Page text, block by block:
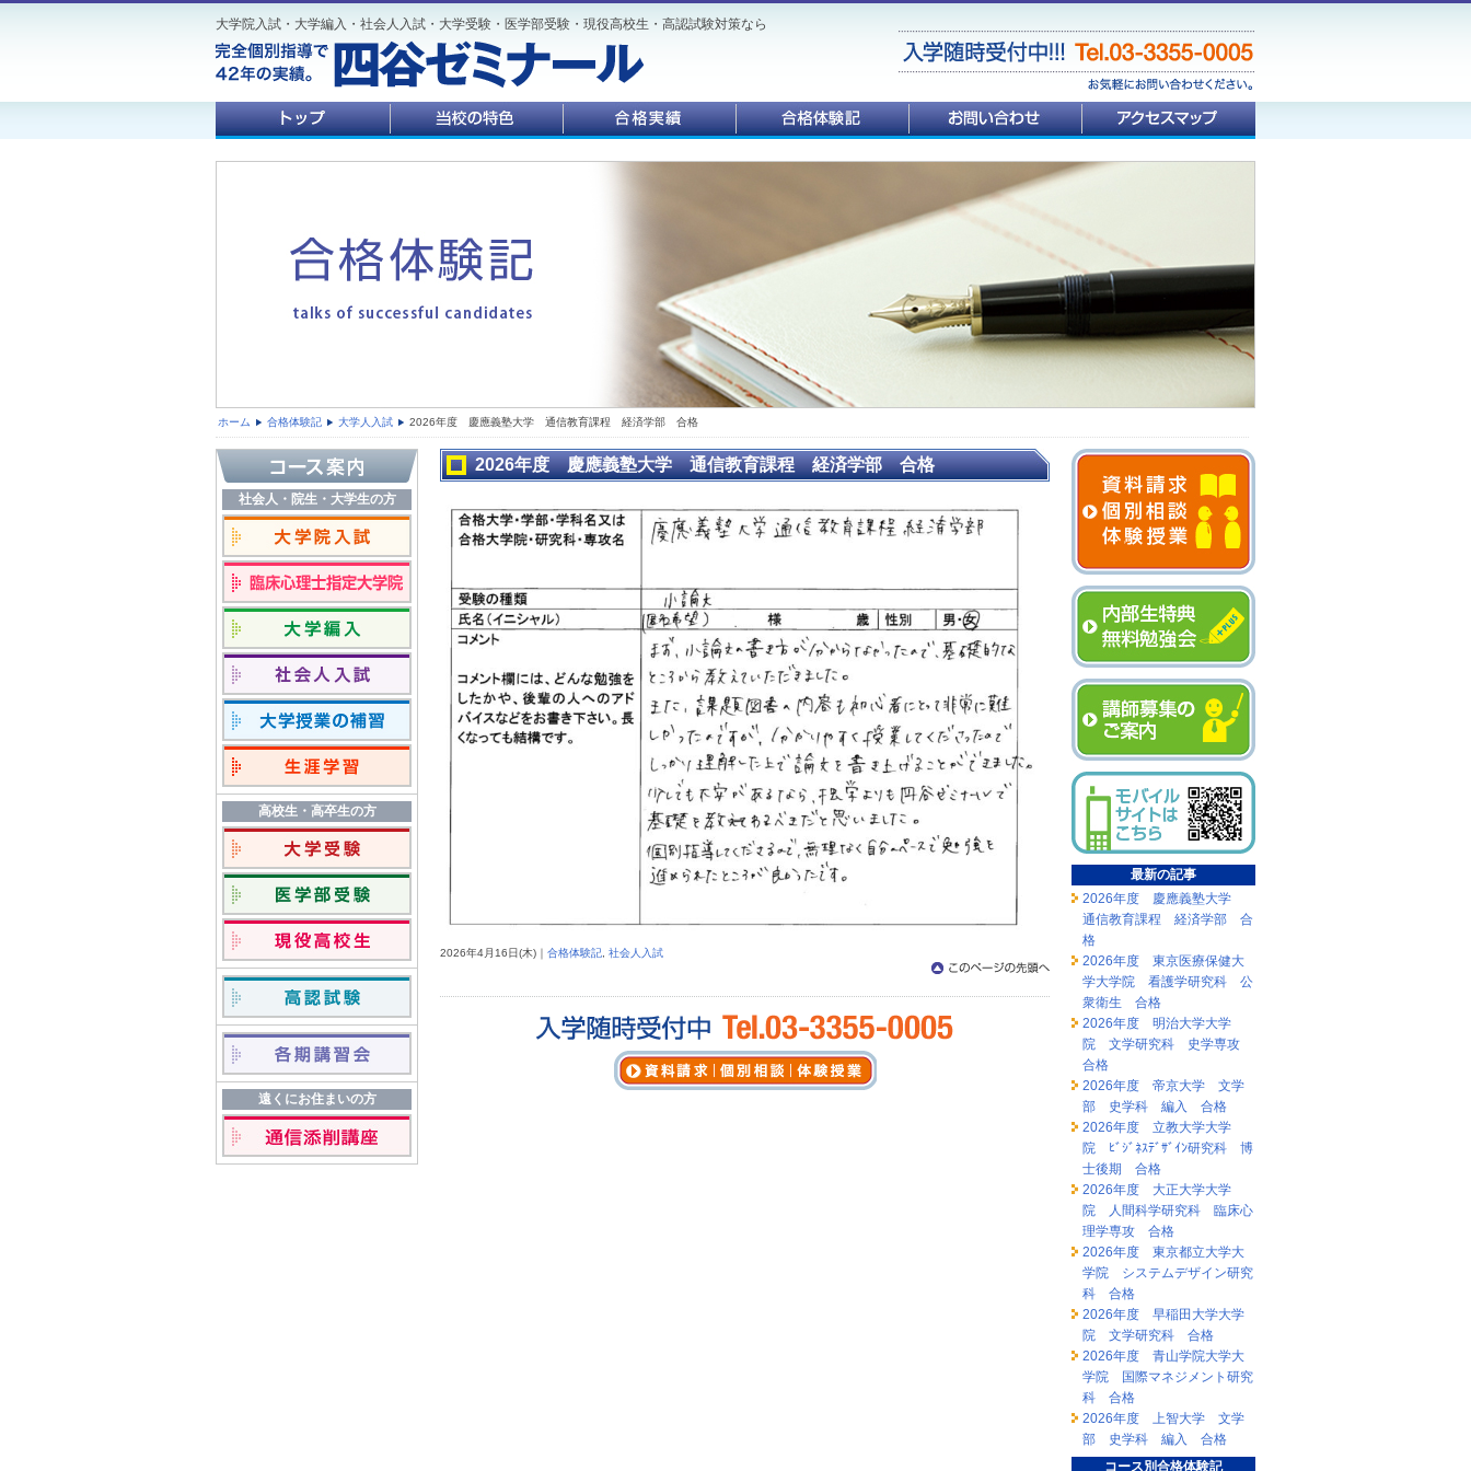
大学院入試・大学編入・社会人入試・大学受験・医学部受験・現役高校生・高認試験対策なら
ホーム 合格体験記 大学人入試 2026年度 慶應義塾大学 通信教育課程 経済学部 合格
社会人・院生・大学生の方
高校生・高卒生の方
遠くにお住まいの方
2026年度 慶應義塾大学 通信教育課程 経済学部 合格
2026年4月 16日(木)｜ 合格体験記 社会人入試
最新の記事
2026年度 慶應義塾大学
通信教育課程 経済学部 合
格
2026年度 東京医療保健大
学大学院 看護学研究科 公
衆衛生 合格
2026年度 明治大学大学
院 文学研究科 史学専攻
合格
2026年度 帝京大学 文学
部 史学科 編入 合格
2026年度 立教大学大学
院 ﾋﾞｼﾞﾈｽﾃﾞｻﾞｲﾝ研究科 博
士後期 合格
2026年度 大正大学大学
院 人間科学研究科 臨床心
理学専攻 合格
2026年度 東京都立大学大
学院 システムデザイン研究
科 合格
2026年度 早稲田大学大学
院 文学研究科 合格
2026年度 青山学院大学大
学院 国際マネジメント研究
科 合格
2026年度 上智大学 文学
部 史学科 編入 合格
コース別合格体験記